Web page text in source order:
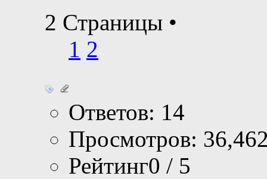
2 Страницы •
1 2
Ответов: 14
Просмотров:
Рейтинг0 / 5